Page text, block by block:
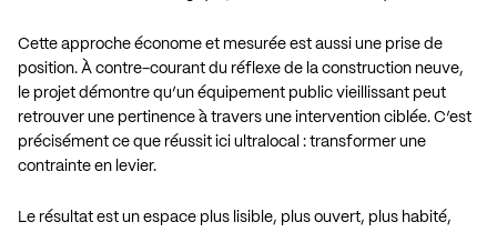
Cette approche économe et mesurée est aussi une prise de
position. À contre-courant du réflexe de la construction neuve,
le projet démontre qu’un équipement public vieillissant peut
retrouver une pertinence à travers une intervention ciblée. C’est
précisément ce que réussit ici ultralocal : transformer une
contrainte en levier.
Le résultat est un espace plus lisible, plus ouvert, plus habité,